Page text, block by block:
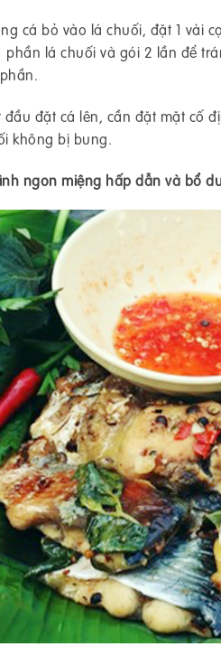
cá bỏ vào lá chuối, đặt 1 vài
lá chuối và gói 2 lần để
đặt cá lên, cần đặt mặt cố
không bị bung.
ngon miệng hấp dẫn và bổ